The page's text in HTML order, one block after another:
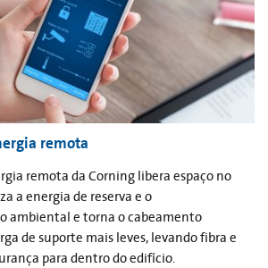
remota
remota da Corning libera espaço no
a energia de reserva e o
ambiental e torna o cabeamento
de suporte mais leves, levando fibra e
para dentro do edifício.